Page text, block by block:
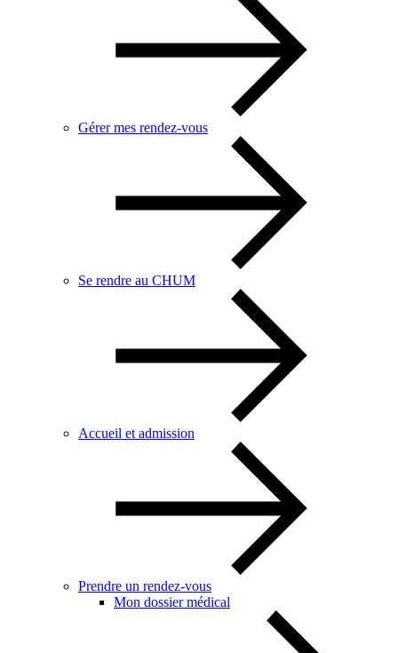
Gérer mes rendez-vous
Se rendre au CHUM
Accueil et admission
Prendre un rendez-vous
Mon dossier médical